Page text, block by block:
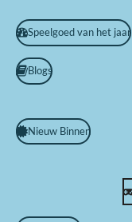
Speelgoed van het jaar
Blogs
Nieuw Binnen